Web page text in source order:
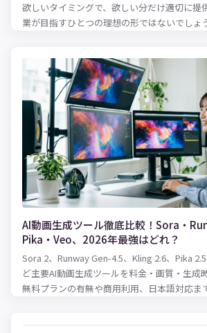
欲しいタイミングで、欲しい分だけ適切に提
業が目指すひとつの理想の形ではないでしょうか。 実際、
に務めるのは、およそ商品を扱う企業にと
いえるのでしょう。 適性な在庫水準を保つために必要となるのが
在庫管理表です。 実際に、紙での在庫管理をしていることも少な
くないと思いますが、扱う商品などのアイ
の在庫管理表では管理しきれなくなる可能
で便利でかつ的確な在庫管理を可能にするのが
事では、Excelを活用した在庫管理の方法に
り方、表の作り方、使える関数をまとめてご
AI動画生成ツール徹底比較！Sora・
Pika・Veo、2026年最強はどれ？
Sora 2、Runway Gen-4.5、Kling 2.6、Pika
ど主要AI動画生成ツールを料金・画質・生成
無料プランの有無や商用利用、日本語対応ま